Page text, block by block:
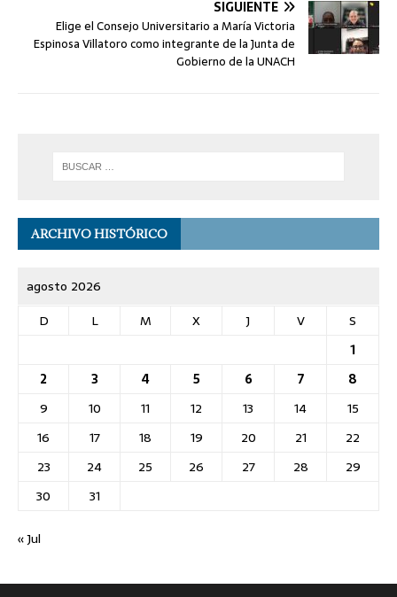
SIGUIENTE
Elige el Consejo Universitario a María Victoria
Espinosa Villatoro como integrante de la Junta de
Gobierno de la UNACH
ARCHIVO HISTÓRICO
agosto 2026
D
L M X J V
S
1
2
3 4 5 6 7
8
9
10 11 12 13 14
15
16
17 18 19 20 21
22
23
24 25 26 27 28
29
30
31
« Jul